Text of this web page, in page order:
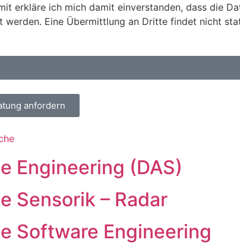
erkläre ich mich damit einverstanden, dass die
werden. Eine Übermittlung an Dritte findet nicht
anfordern
Engineering (DAS)
Sensorik – Radar
Software Engineering